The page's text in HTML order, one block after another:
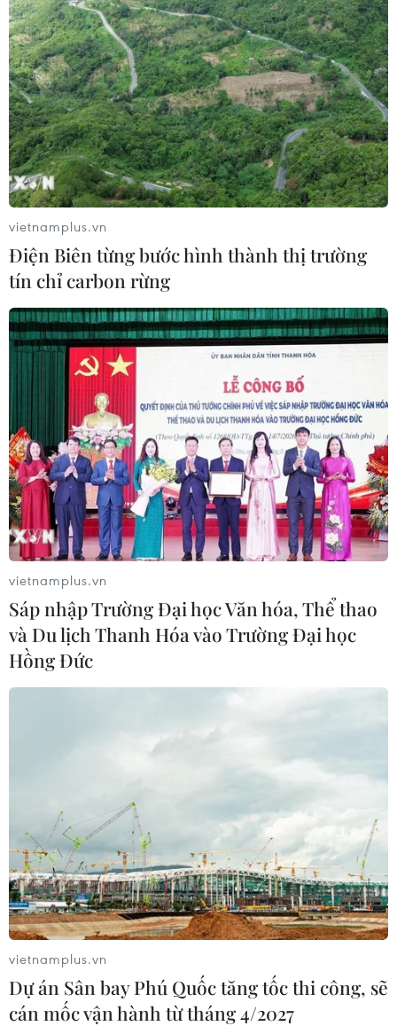
vietnamplus.vn
Điện Biên từng bước hình thành thị trường
tín chỉ carbon rừng
vietnamplus.vn
Sáp nhập Trường Đại học Văn hóa, Thể thao
và Du lịch Thanh Hóa vào Trường Đại học
Hồng Đức
vietnamplus.vn
Dự án Sân bay Phú Quốc tăng tốc thi công, sẽ
cán mốc vận hành từ tháng 4/2027